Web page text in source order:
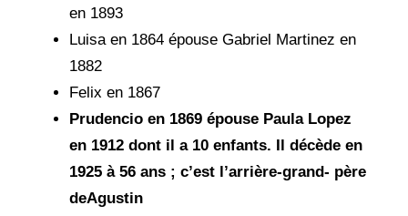
en 1893
Luisa en 1864 épouse Gabriel Martinez en
1882
Felix en 1867
Prudencio en 1869 épouse Paula Lopez
en 1912 dont il a 10 enfants. Il décède en
1925 à 56 ans ; c’est l’arrière-grand- père
deAgustin